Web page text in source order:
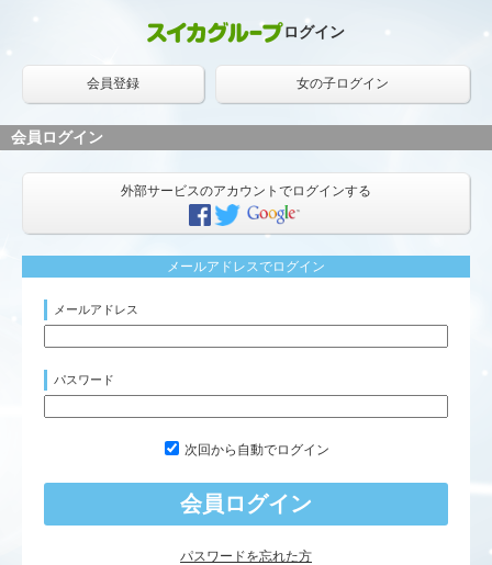
ログイン
会員登録 女の子ログイン
会員ログイン
外部サービスのアカウントでログインする
メールアドレスでログイン
メールアドレス
パスワード
次回から自動でログイン
パスワードを忘れた方